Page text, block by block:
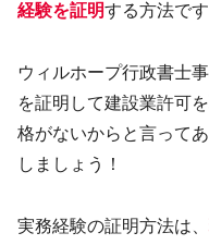
経験を証明する方法です
ウィルホープ行政書士
を証明して建設業許可
格がないからと言って
しましょう！
実務経験の証明方法は、